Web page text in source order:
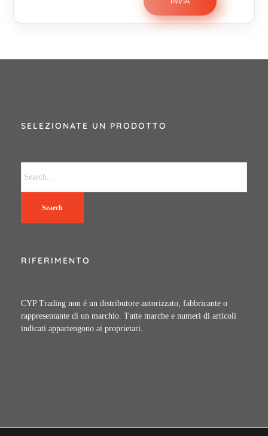
SELEZIONATE UN PRODOTTO
Search
RIFERIMENTO
CYP Trading non é un distributore autorizzato, fabbricante o
rappresentante di un marchio. Tutte marche e numeri di articoli
indicati appartengono ai proprietari.